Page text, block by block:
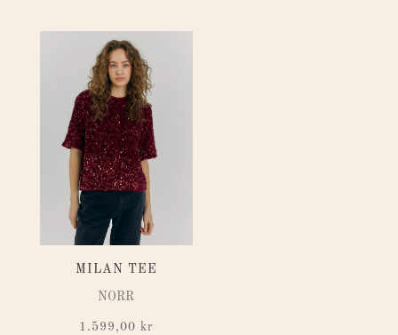
MILAN TEE
NORR
1.599,00 kr